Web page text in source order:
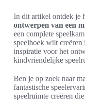
In dit artikel ontdek je
ontwerpen van een
een complete
speelhoek wilt creëren
inspiratie voor het
kindvriendelijke
Ben je op zoek naar
fantastische
speelruimte creëren